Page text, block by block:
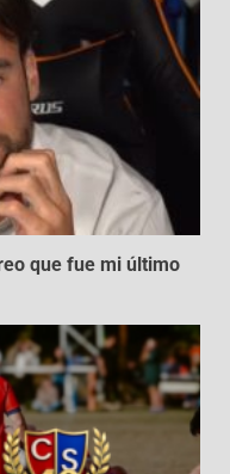
que fue mi último